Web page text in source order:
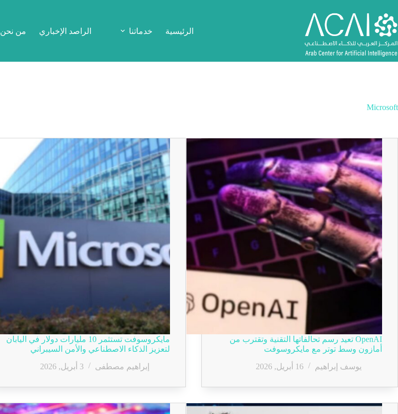
إلى
المحتوى
الرئيسية خدماتنا الراصد الإخباري من نحن
Microsoft
OpenAI تعيد رسم تحالفاتها التقنية وتقترب من
أمازون وسط توتر مع مايكروسوفت
يوسف إبراهيم
16 أبريل, 2026
مايكروسوفت تستثمر 10 مليارات دولار في اليابان
لتعزيز الذكاء الاصطناعي والأمن السيبراني
إبراهيم مصطفى
3 أبريل, 2026